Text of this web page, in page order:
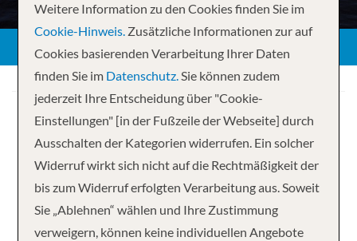
Ihre Kreuzfahrt
10 NächteMSC Opera
Weitere Information zu den Cookies finden Sie im
Cookie-Hinweis. Zusätzliche Informationen zur auf
Cookies basierenden Verarbeitung Ihrer Daten
finden Sie im Datenschutz.Sie können zudem
jederzeit Ihre Entscheidung über "Cookie-
Einstellungen" [in der Fußzeile der Webseite] durch
Ausschalten der Kategorien widerrufen. Ein solcher
Widerruf wirkt sich nicht auf die Rechtmäßigkeit der
bis zum Widerruf erfolgten Verarbeitung aus. Soweit
Sie „Ablehnen“ wählen und Ihre Zustimmung
verweigern, können keine individuellen Angebote